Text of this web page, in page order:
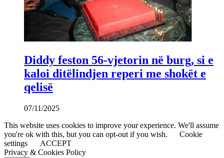
Diddy feston 56-vjetorin në burg, si e
kaloi ditëlindjen reperi me shokët e
qelisë
07/11/2025
This website uses cookies to improve your experience. We'll assume
you're ok with this, but you can opt-out if you wish.
Cookie
settings
ACCEPT
Privacy & Cookies Policy